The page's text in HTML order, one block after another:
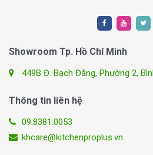
Showroom Tp. Hồ Chí Minh
449B Đ. Bạch Đằng, Phường 2,
Thông tin liên hệ
09.8381.0053
khcare@kitchenproplus.vn